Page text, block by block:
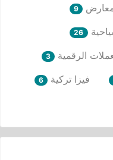
9
26
الرقمية 3
فيزا تركية 6